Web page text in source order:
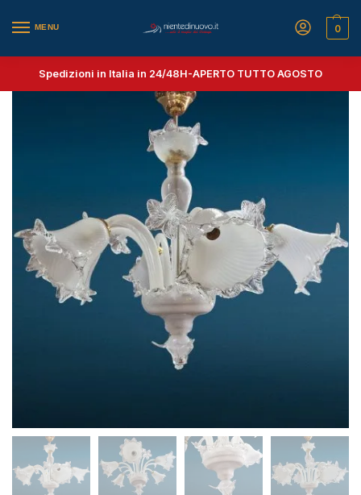
MENU 0
Spedizioni in Italia in 24/48H-APERTO TUTTO AGOSTO